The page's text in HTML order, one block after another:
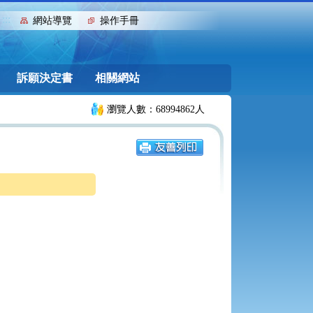
::: 網站導覽 操作手冊
訴願決定書 相關網站
瀏覽人數：68994862人